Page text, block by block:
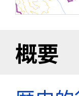
概要